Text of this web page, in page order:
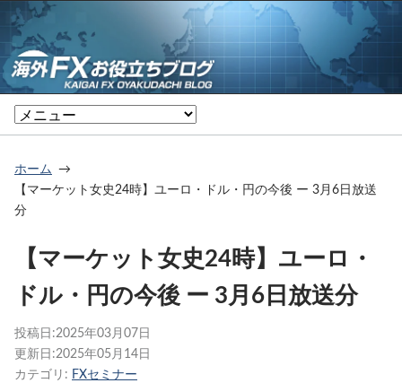
ホーム
【マーケット女史24時】ユーロ・ドル・円の今後 ー 3月6日放送
分
【マーケット女史24時】ユーロ・
ドル・円の今後 ー 3月6日放送分
投稿日:2025年03月07日
更新日:2025年05月14日
カテゴリ: FXセミナー